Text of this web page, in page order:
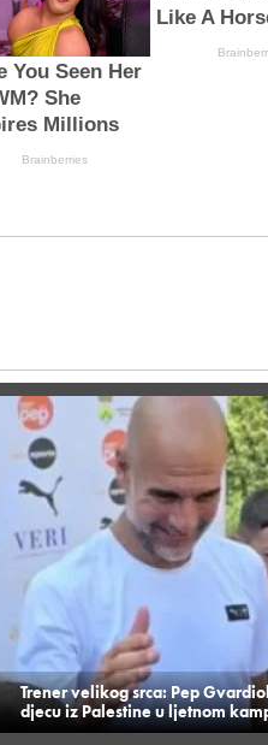
Trener velikog srca: Pep
djecu iz Palestine u ljetnom